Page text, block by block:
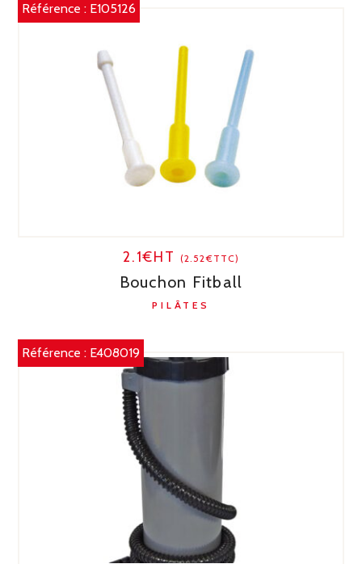
Référence : E105126
2.1€HT (2.52€TTC)
Bouchon Fitball
PILÂTES
Référence : E408019